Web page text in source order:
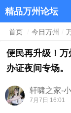
精品万州论坛
首页 今日万州
便民再升级！
办证夜间专场。
轩啸之家-
7月7日 16:01